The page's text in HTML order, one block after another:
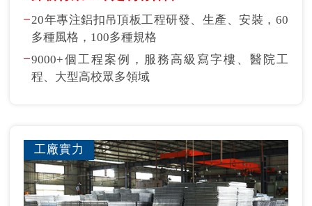
20年專注鋁扣吊頂板工程研發、生產、安裝，60
多種風格，100多種規格
9000+個工程案例，服務高級寫字樓、醫院工
程、大型高校眾多領域
工廠實力